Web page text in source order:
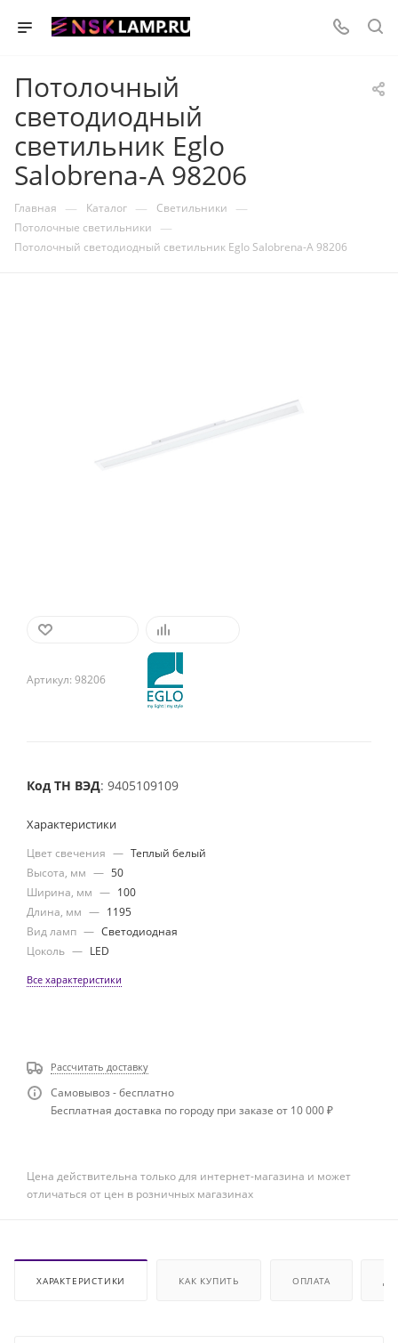
Потолочный
светодиодный
светильник Eglo
Salobrena-A 98206
Главная — Каталог — Светильники —
Потолочные светильники —
Потолочный светодиодный светильник Eglo Salobrena-A 98206
Артикул: 98206
Код ТН ВЭД: 9405109109
Характеристики
Цвет свечения — Теплый белый
Высота, мм — 50
Ширина, мм — 100
Длина, мм — 1195
Вид ламп — Светодиодная
Цоколь — LED
Все характеристики
Рассчитать доставку
Самовывоз - бесплатно
Бесплатная доставка по городу при заказе от 10 000 ₽
Цена действительна только для интернет-магазина и может
отличаться от цен в розничных магазинах
ХАРАКТЕРИСТИКИ КАК КУПИТЬ ОПЛАТА